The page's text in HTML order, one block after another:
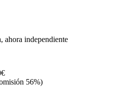
ahora independiente
56%)